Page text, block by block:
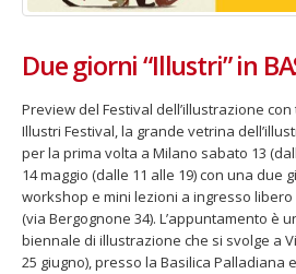
Due giorni “Illustri” in
Preview del Festival dell’illustrazione
Illustri Festival, la grande vetrina
per la prima volta a Milano sabato 13
14 maggio (dalle 11 alle 19) con una due
workshop e mini lezioni a ingresso libero
(via Bergognone 34). L’appuntamento è
biennale di illustrazione che si svolge a
25 giugno), presso la Basilica Palladiana